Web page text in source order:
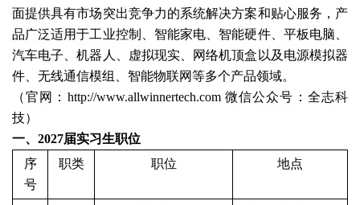
面提供具有市场突出竞争力的系统解决方案和贴心服务，产
品广泛适用于工业控制、智能家电、智能硬件、平板电脑、
汽车电子、机器人、虚拟现实、网络机顶盒以及电源模拟器
件、无线通信模组、智能物联网等多个产品领域。
（官网：http://www.allwinnertech.com 微信公众号：全志科
技）
一、2027届实习生职位
序
号
职类 职位 地点